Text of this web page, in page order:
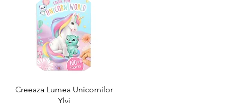
Creeaza Lumea Unicornilor
Ylvi